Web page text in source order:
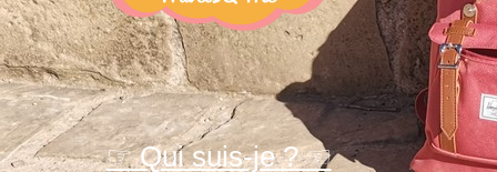
☞ Qui suis-je ? ☜